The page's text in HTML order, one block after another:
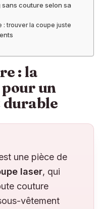
couture selon sa
: trouver la coupe juste
: la
un
une pièce de
laser, qui
couture
vêtement